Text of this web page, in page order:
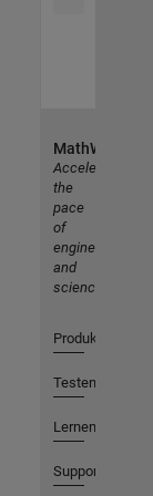
MathWorks
Accelerating
the
pace
of
engineering
and
science
Produkte
Testen oder
Lernen
Support